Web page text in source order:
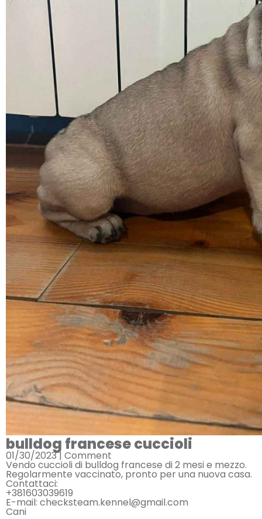
bulldog francese cuccioli
01/30/2023 | Comment
Vendo cuccioli di bulldog francese di 2 mesi e mezzo.
Regolarmente vaccinato, pronto per una nuova casa.
Contattaci:
+381603039619
E-mail: checksteam.kennel@gmail.com
Cani